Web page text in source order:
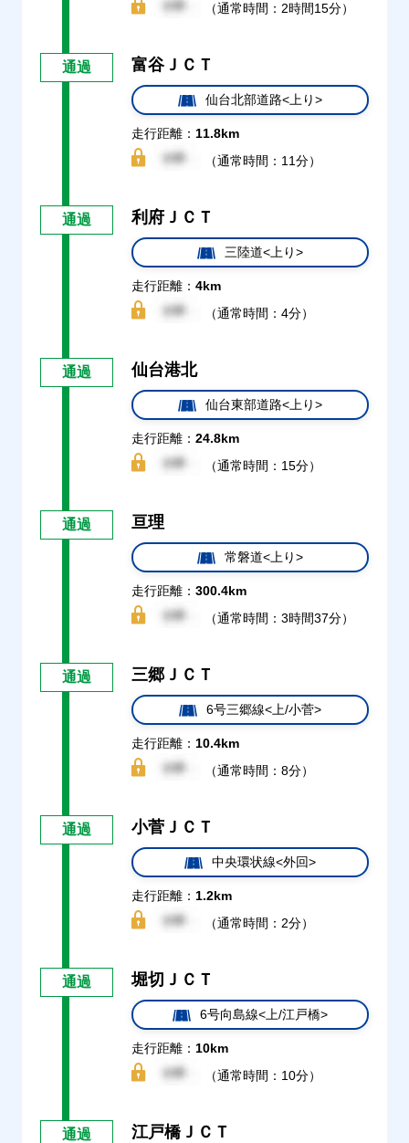
（通常時間：2時間15分）
通過 富谷ＪＣＴ
仙台北部道路<上り>
走行距離： 11.8km
（通常時間：11分）
通過 利府ＪＣＴ
三陸道<上り>
走行距離： 4km
（通常時間：4分）
通過 仙台港北
仙台東部道路<上り>
走行距離： 24.8km
（通常時間：15分）
通過 亘理
常磐道<上り>
走行距離： 300.4km
（通常時間：3時間37分）
通過 三郷ＪＣＴ
6号三郷線<上/小菅>
走行距離： 10.4km
（通常時間：8分）
通過 小菅ＪＣＴ
中央環状線<外回>
走行距離： 1.2km
（通常時間：2分）
通過 堀切ＪＣＴ
6号向島線<上/江戸橋>
走行距離： 10km
（通常時間：10分）
通過 江戸橋ＪＣＴ